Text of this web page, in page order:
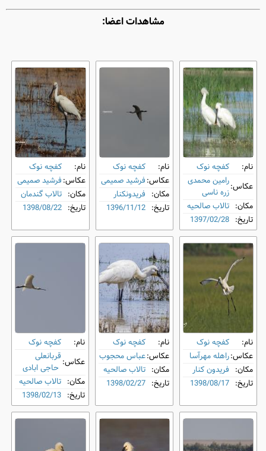
مشاهدات اعضا:
نام:
کفچه نوک
عکاس:رامین محمدی
زره ناسی
مکان: تالاب صالحیه
تاریخ: 1397/02/28
نام:
کفچه نوک
عکاس:فرشید صمیمی
مکان: فریدونکنار
تاریخ: 1396/11/12
نام:
کفچه نوک
عکاس:فرشید صمیمی
مکان: تالاب گندمان
تاریخ: 1398/08/22
نام:
کفچه نوک
عکاس:راهله مهرآسا
مکان: فریدون کنار
تاریخ: 1398/08/17
نام:
کفچه نوک
عکاس:عباس محجوب
مکان: تالاب صالحیه
تاریخ: 1398/02/27
نام:
کفچه نوک
عکاس:قربانعلی
حاجی ابادی
مکان: تالاب صالحیه
تاریخ: 1398/02/13